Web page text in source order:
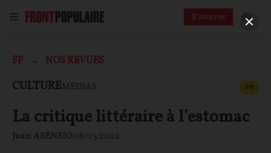
S'abonner
FP NOS REVUES
CULTUREMÉDIAS FP
La critique littéraire à l’estomac
Juan ASENSIO08/03/2022